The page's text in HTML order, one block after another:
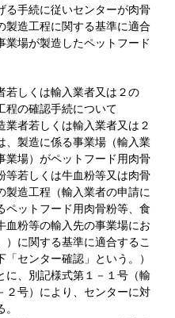
る手続に従いセンターが肉骨
製造工程に関する基準に適合
業場が製造したペットフード
しくは輸入業者又は２の
程の確認手続について
業者若しくは輸入業者又は２
、製造に係る事業場（輸入業
業場）がペットフード用肉骨
等若しくは牛血粉等又は肉骨
製造工程（輸入業者の申請に
ペットフード用肉骨粉等、食
血粉等の輸入先の事業場にお
）に関する基準に適合するこ
センター確認」という。）
に、別記様式第１－１号（輸
２号）により、センターに対